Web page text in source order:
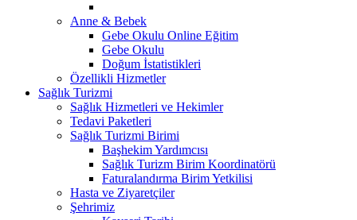
Anne & Bebek
Gebe Okulu Online Eğitim
Gebe Okulu
Doğum İstatistikleri
Özellikli Hizmetler
Sağlık Turizmi
Sağlık Hizmetleri ve Hekimler
Tedavi Paketleri
Sağlık Turizmi Birimi
Başhekim Yardımcısı
Sağlık Turizm Birim Koordinatörü
Faturalandırma Birim Yetkilisi
Hasta ve Ziyaretçiler
Şehrimiz